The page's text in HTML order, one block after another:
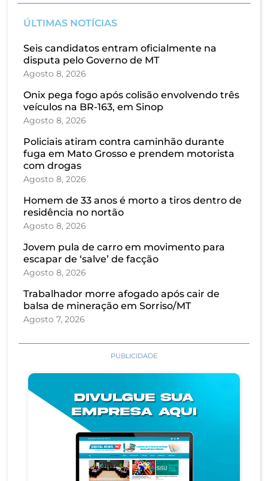
ÚLTIMAS NOTÍCIAS
Seis candidatos entram oficialmente na
disputa pelo Governo de MT
Agosto 8, 2026
Onix pega fogo após colisão envolvendo três
veículos na BR-163, em Sinop
Agosto 8, 2026
Policiais atiram contra caminhão durante
fuga em Mato Grosso e prendem motorista
com drogas
Agosto 8, 2026
Homem de 33 anos é morto a tiros dentro de
residência no nortão
Agosto 8, 2026
Jovem pula de carro em movimento para
escapar de ‘salve’ de facção
Agosto 8, 2026
Trabalhador morre afogado após cair de
balsa de mineração em Sorriso/MT
Agosto 7, 2026
PUBLICIDADE